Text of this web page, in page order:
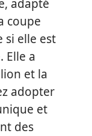
adapté
coupe
si elle est
Elle a
et la
adopter
et
des